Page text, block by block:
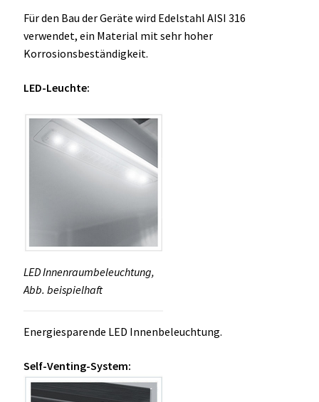
Für den Bau der Geräte wird Edelstahl AISI 316
verwendet, ein Material mit sehr hoher
Korrosionsbeständigkeit.
LED-Leuchte:
LED Innenraumbeleuchtung,
Abb. beispielhaft
Energiesparende LED Innenbeleuchtung.
Self-Venting-System: